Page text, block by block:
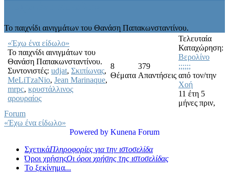
Το παιχνίδι αινιγμάτων του Θανάση Παπακωνσταντίνου.
«Έχω ένα είδωλο»
Το παιχνίδι αινιγμάτων του
Θανάση Παπακωνσταντίνου.
Συντονιστές: udjat, Σκιπίωνας,
MeLiTzaNio, Jean Marinaque,
mrpc, κρυστάλλινος
αρουραίος
8
Θέματα
379
Απαντήσεις
Τελευταία
Καταχώρηση:
Βερολίνο
;;;;;;
από τον/την
Χοή
11 έτη 5
μήνες πριν,
Forum
«Έχω ένα είδωλο»
Powered by Kunena Forum
ΣχετικάΠληροφορίες για την ιστοσελίδα
Όροι χρήσηςΟι όροι χρήσης της ιστοσελίδας
Το ξεκίνημα...